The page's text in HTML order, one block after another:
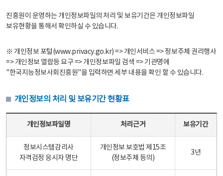
진흥원이 운영하는 개인정보파일의 처리 및 보유기간은 개인정보파일
보유현황을 통해서 확인하실 수 있습니다.
※ 개인정보 포털(www.privacy.go.kr) => 개인서비스 => 정보주체 권리행사
=> 개인정보 열람등 요구 => 개인정보파일 검색 => 기관명에
"한국지능정보사회진흥원"을 입력하면 세부 내용을 확인 할 수 있습니다.
개인정보의 처리 및 보유기간 현황표
개인정보파일명 처리근거 보유기간
정보시스템감리사
자격검정 응시자 명단
개인정보 보호법 제15조
(정보주체 등의)
3년